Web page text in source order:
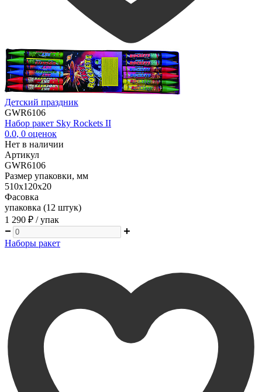
Детский праздник
GWR6106
Набор ракет Sky Rockets II
0.0, 0 оценок
Нет в наличии
Артикул
GWR6106
Размер упаковки, мм
510х120х20
Фасовка
упаковка (12 штук)
1 290 ₽ / упак
Наборы ракет